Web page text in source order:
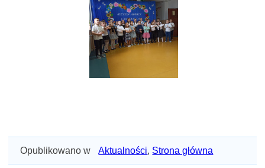
Opublikowano w Aktualności, Strona główna